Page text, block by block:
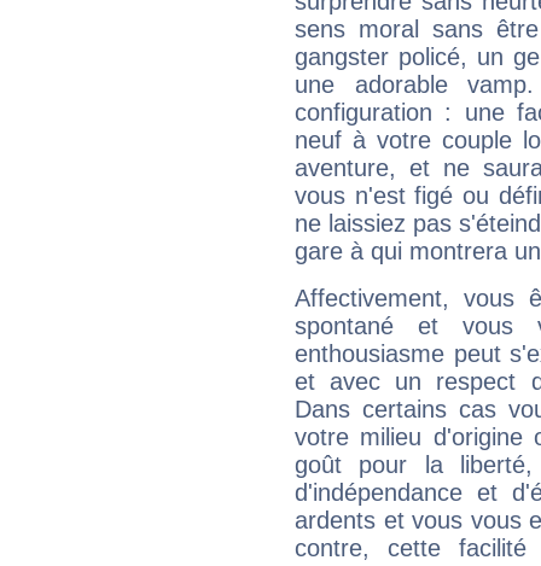
sens moral sans
gangster policé, un
une adorable
configuration : une
neuf à votre couple
aventure, et ne
vous n'est figé ou
ne laissiez pas
gare à qui montrera
Affectivement, vous
spontané et vous
enthousiasme peut
et avec un respect
Dans certains cas
votre milieu d'origine
goût pour la
d'indépendance et
ardents et vous vous
contre, cette